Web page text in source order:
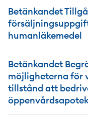
Betänkandet
humanläkemedel
Betänkandet
möjligheterna för
tillstånd att